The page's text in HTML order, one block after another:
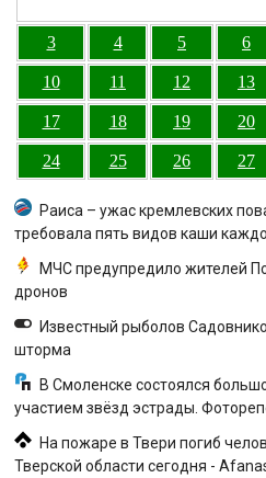
3 4 5 6
10 11 12 13
17 18 19 20
24 25 26 27
Раиса – ужас кремлевских
требовала пять видов каши
МЧС предупредило жителей
дронов
Известный рыболов
шторма
В Смоленске состоялся
участием звёзд эстрады.
На пожаре в Твери погиб
Тверской области сегодня -